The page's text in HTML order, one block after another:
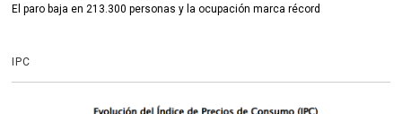
El paro baja en 213.300 personas y la ocupación marca récord
IPC